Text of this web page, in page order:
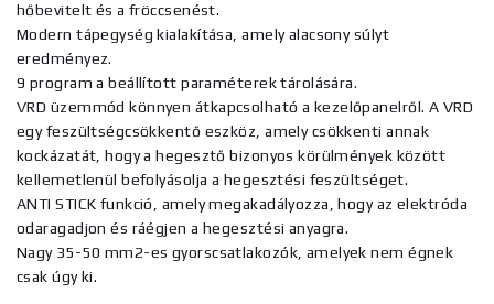
hőbevitelt és a fröccsenést.
Modern tápegység kialakítása, amely alacsony súlyt
eredményez.
9 program a beállított paraméterek tárolására.
VRD üzemmód könnyen átkapcsolható a kezelőpanelről. A VRD
egy feszültségcsökkentő eszköz, amely csökkenti annak
kockázatát, hogy a hegesztő bizonyos körülmények között
kellemetlenül befolyásolja a hegesztési feszültséget.
ANTI STICK funkció, amely megakadályozza, hogy az elektróda
odaragadjon és ráégjen a hegesztési anyagra.
Nagy 35-50 mm2-es gyorscsatlakozók, amelyek nem égnek
csak úgy ki.